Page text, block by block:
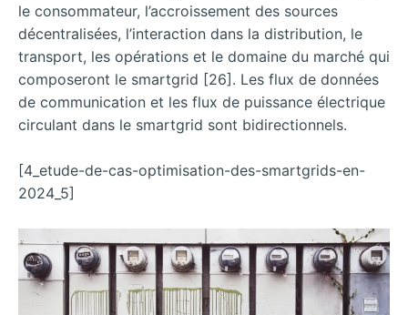
le consommateur, l’accroissement des sources
décentralisées, l’interaction dans la distribution, le
transport, les opérations et le domaine du marché qui
composeront le smartgrid [26]. Les flux de données
de communication et les flux de puissance électrique
circulant dans le smartgrid sont bidirectionnels.
[4_etude-de-cas-optimisation-des-smartgrids-en-
2024_5]